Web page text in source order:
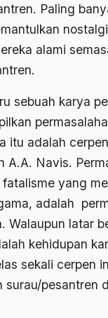
Paling
alami
sebuah karya
itu adalah
A.A. Navis.
yang
adalah
Walaupun latar
kehidupan
sekali cerpen
surau/pesantren